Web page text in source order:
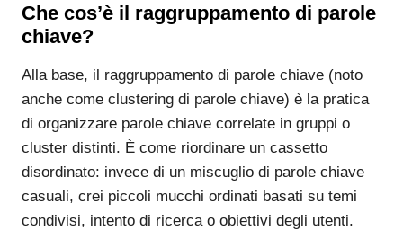
Che cos’è il raggruppamento di parole
chiave?
Alla base, il raggruppamento di parole chiave (noto
anche come clustering di parole chiave) è la pratica
di organizzare parole chiave correlate in gruppi o
cluster distinti. È come riordinare un cassetto
disordinato: invece di un miscuglio di parole chiave
casuali, crei piccoli mucchi ordinati basati su temi
condivisi, intento di ricerca o obiettivi degli utenti.